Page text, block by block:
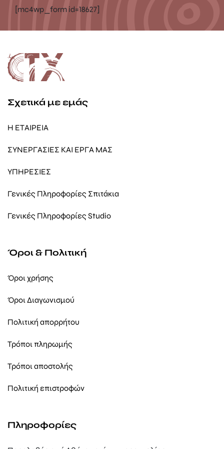
[mc4wp_form id=18627]
Σχετικά με εμάς
Η ΕΤΑΙΡΕΙΑ
ΣΥΝΕΡΓΑΣΙΕΣ ΚΑΙ ΕΡΓΑ ΜΑΣ
ΥΠΗΡΕΣΙΕΣ
Γενικές Πληροφορίες Σπιτάκια
Γενικές Πληροφορίες Studio
Όροι & Πολιτική
Όροι χρήσης
Όροι Διαγωνισμού
Πολιτική απορρήτου
Τρόποι πληρωμής
Τρόποι αποστολής
Πολιτική επιστροφών
Πληροφορίες